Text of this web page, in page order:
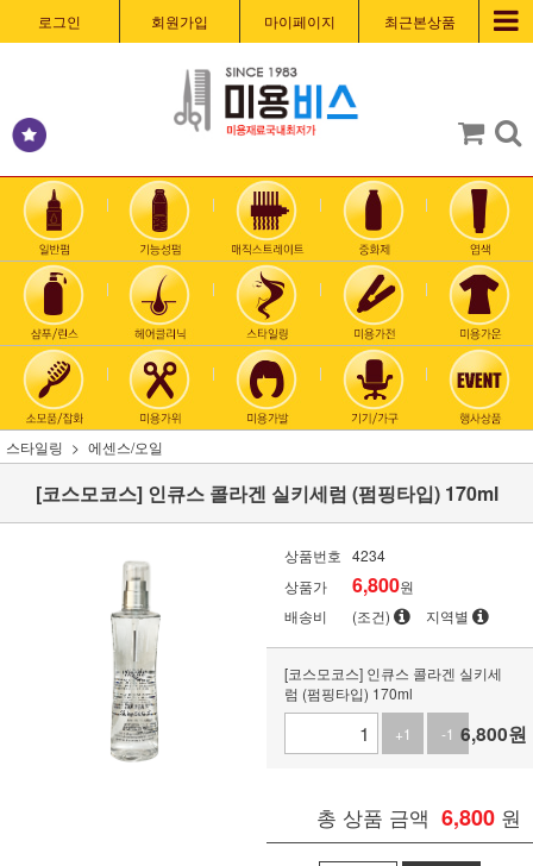
로그인 회원가입 마이페이지 최근본상품
스타일링 에센스/오일
[코스모코스] 인큐스 콜라겐 실키세럼 (펌핑타입) 170ml
상품번호 4234
상품가
6,800원
배송비
(조건) 지역별
[코스모코스] 인큐스 콜라겐 실키세
럼 (펌핑타입) 170ml
+1
-1 6,800원
총 상품 금액 6,800 원